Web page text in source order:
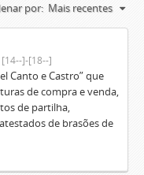
por: Mais recentes
[14--]-[18--]
Canto e Castro” que
de compra e venda,
de partilha,
de brasões de